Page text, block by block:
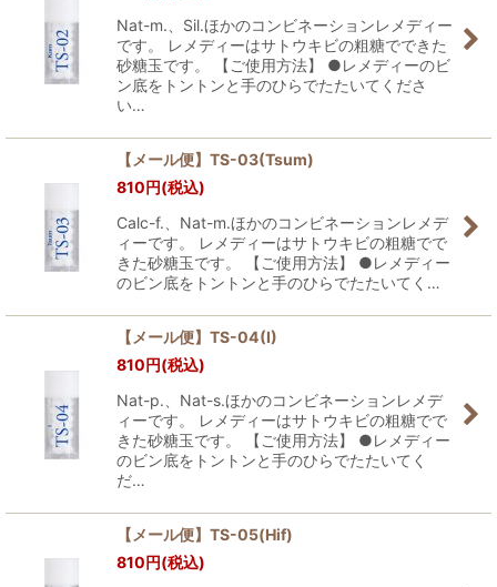
Nat-m.、Sil.ほかのコンビネーションレメディー
です。 レメディーはサトウキビの粗糖でできた
砂糖玉です。 【ご使用方法】 ●レメディーのビ
ン底をトントンと手のひらでたたいてくださ
い…
【メール便】TS-03(Tsum)
810円(税込)
Calc-f.、Nat-m.ほかのコンビネーションレメデ
ィーです。 レメディーはサトウキビの粗糖でで
きた砂糖玉です。 【ご使用方法】 ●レメディー
のビン底をトントンと手のひらでたたいてく…
【メール便】TS-04(I)
810円(税込)
Nat-p.、Nat-s.ほかのコンビネーションレメデ
ィーです。 レメディーはサトウキビの粗糖でで
きた砂糖玉です。 【ご使用方法】 ●レメディー
のビン底をトントンと手のひらでたたいてく
だ…
【メール便】TS-05(Hif)
810円(税込)